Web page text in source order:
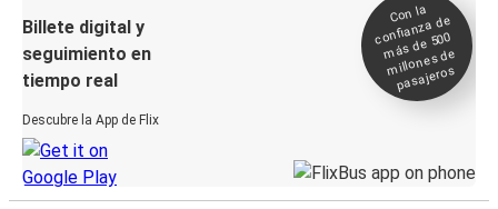
Billete digital y
seguimiento en
tiempo real
Descubre la App de Flix
Con la
confianza de
más de 500
millones de
pasajeros